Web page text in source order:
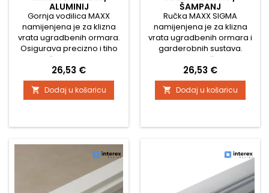
ALUMINIJ
Gornja vodilica MAXX
namijenjena je za klizna
vrata ugradbenih ormara.
Osigurava precizno i tiho
vođenje vrata, a
zahvaljujući robusnoj
konstrukciji jamči
dugotrajnu stabilnost i
pouzdanost cijelog
Dostupne duljine: 1800 mm
profila: 75 mm Visina
profila: 40 mm Materijal:
Cijena
26,53 €
 Dodaj u košaricu
ŠAMPANJ
Ručka MAXX SIGMA
namijenjena je za klizna
vrata ugradbenih ormara i
garderobnih sustava.
Odlikuje je čvrsta
konstrukcija, moderan
dizajn i jednostavna
montaža na rub vrata.
Idealan je izbor za vrata s
ivericom debljine 18 mm. ✅
Namjena: klizna vrata za
ugradbene ormare
Duljina...
Cijena
26,53 €
 Dodaj u košaricu